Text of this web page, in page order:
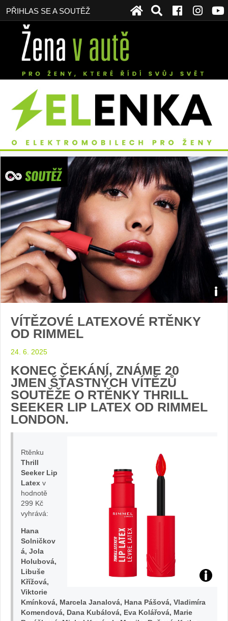
PŘIHLAS SE A SOUTĚŽ
VÍTĚZOVÉ LATEXOVÉ RTĚNKY
OD RIMMEL
24. 6. 2025
KONEC ČEKÁNÍ, ZNÁME 20
JMEN ŠŤASTNÝCH VÍTĚZŮ
SOUTĚŽE O RTĚNKY THRILL
SEEKER LIP LATEX OD RIMMEL
LONDON.
Rtěnku
Thrill
Seeker Lip
Latex v
hodnotě
299 Kč
vyhrává:
Hana
Solničkov
á, Jola
Holubová,
Libuše
Křížová,
Viktorie
Kmínková, Marcela Janalová, Hana Pášová, Vladimíra
Komendová, Dana Kubálová, Eva Kolářová, Marie